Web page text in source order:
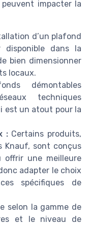
impacter la
d’un plafond
dans la
bien dimensionner
locaux.
démontables
techniques
est un atout pour la
:Certains produits,
Knauf, sont conçus
offrir une meilleure
adapter le choix
spécifiques de
selon la gamme de
et le niveau de